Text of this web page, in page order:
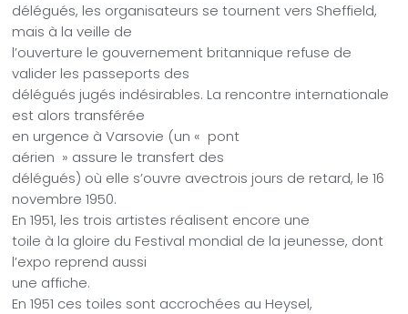
délégués, les organisateurs se tournent vers Sheffield,
mais à la veille de
l’ouverture le gouvernement britannique refuse de
valider les passeports des
délégués jugés indésirables. La rencontre internationale
est alors transférée
en urgence à Varsovie (un « pont
aérien » assure le transfert des
délégués) où elle s’ouvre avectrois jours de retard, le 16
novembre 1950.
En 1951, les trois artistes réalisent encore une
toile à la gloire du Festival mondial de la jeunesse, dont
l’expo reprend aussi
une affiche.
En 1951 ces toiles sont accrochées au Heysel,